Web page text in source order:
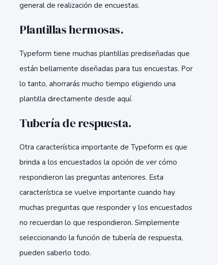
general de realización de encuestas.
Plantillas hermosas.
Typeform tiene muchas plantillas prediseñadas que
están bellamente diseñadas para tus encuestas. Por
lo tanto, ahorrarás mucho tiempo eligiendo una
plantilla directamente desde aquí.
Tubería de respuesta.
Otra característica importante de Typeform es que
brinda a los encuestados la opción de ver cómo
respondieron las preguntas anteriores. Esta
característica se vuelve importante cuando hay
muchas preguntas que responder y los encuestados
no recuerdan lo que respondieron. Simplemente
seleccionando la función de tubería de respuesta,
pueden saberlo todo.